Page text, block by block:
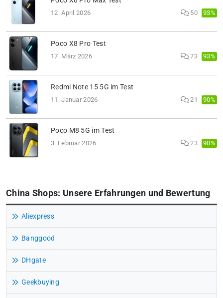
12. April 2026 50 93%
Poco X8 Pro Test
17. März 2026 73 93%
Redmi Note 15 5G im Test
11. Januar 2026 21 90%
Poco M8 5G im Test
3. Februar 2026 23 90%
China Shops: Unsere Erfahrungen und Bewertung
Aliexpress
Banggood
DHgate
Geekbuying